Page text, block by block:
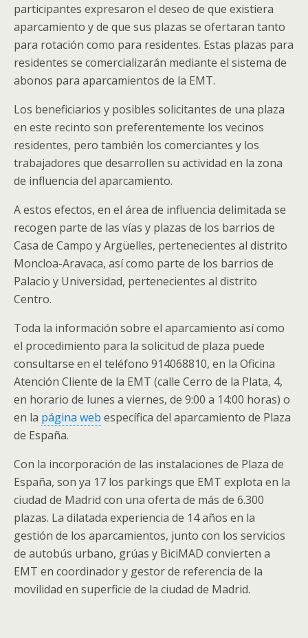
participantes expresaron el deseo de que existiera
aparcamiento y de que sus plazas se ofertaran tanto
para rotación como para residentes. Estas plazas para
residentes se comercializarán mediante el sistema de
abonos para aparcamientos de la EMT.
Los beneficiarios y posibles solicitantes de una plaza
en este recinto son preferentemente los vecinos
residentes, pero también los comerciantes y los
trabajadores que desarrollen su actividad en la zona
de influencia del aparcamiento.
A estos efectos, en el área de influencia delimitada se
recogen parte de las vías y plazas de los barrios de
Casa de Campo y Argüelles, pertenecientes al distrito
Moncloa-Aravaca, así como parte de los barrios de
Palacio y Universidad, pertenecientes al distrito
Centro.
Toda la información sobre el aparcamiento así como
el procedimiento para la solicitud de plaza puede
consultarse en el teléfono 914068810, en la Oficina
Atención Cliente de la EMT (calle Cerro de la Plata, 4,
en horario de lunes a viernes, de 9:00 a 14:00 horas) o
en la página web específica del aparcamiento de Plaza
de España.
Con la incorporación de las instalaciones de Plaza de
España, son ya 17 los parkings que EMT explota en la
ciudad de Madrid con una oferta de más de 6.300
plazas. La dilatada experiencia de 14 años en la
gestión de los aparcamientos, junto con los servicios
de autobús urbano, grúas y BiciMAD convierten a
EMT en coordinador y gestor de referencia de la
movilidad en superficie de la ciudad de Madrid.